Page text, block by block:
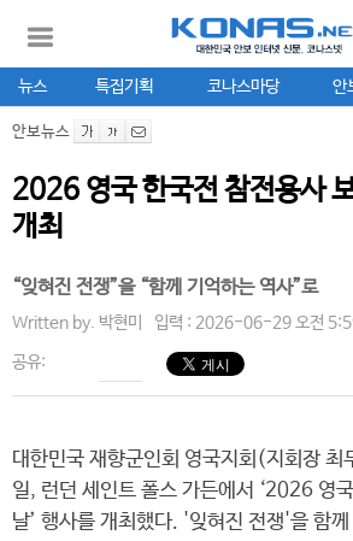
뉴스 특집기획 코나스마당 안
안보뉴스
2026 영국 한국전 참전용사
개최
“잊혀진 전쟁”을 “함께 기억하는 역사”로
Written by. 박현미 입력 : 2026-06-29 오전
공유:
대한민국 재향군인회 영국지회(지회장
일, 런던 세인트 폴스 가든에서 ‘2026 영
날’ 행사를 개최했다. '잊혀진 전쟁'을 함